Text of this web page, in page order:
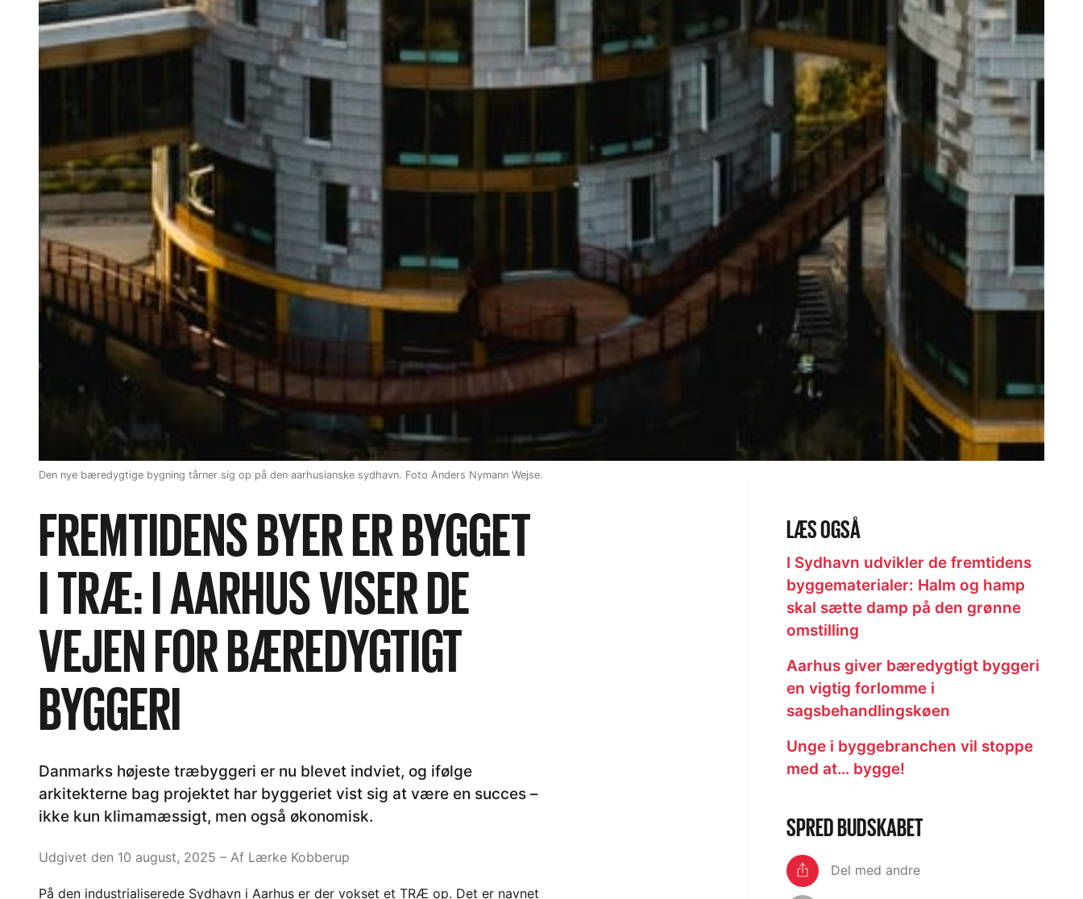
Den nye bæredygtige bygning tårner sig op på den aarhusianske sydhavn. Foto Anders Nymann Wejse.
FREMTIDENS BYER ER BYGGET
I TRÆ: I AARHUS VISER DE
VEJEN FOR BÆREDYGTIGT
BYGGERI
Danmarks højeste træbyggeri er nu blevet indviet, og ifølge
arkitekterne bag projektet har byggeriet vist sig at være en succes –
ikke kun klimamæssigt, men også økonomisk.
Udgivet den 10 august, 2025 – Af Lærke Kobberup
På den industrialiserede Sydhavn i Aarhus er der vokset et TRÆ op. Det er navnet
LÆS OGSÅ
I Sydhavn udvikler de fremtidens
byggematerialer: Halm og hamp
skal sætte damp på den grønne
omstilling
Aarhus giver bæredygtigt byggeri
en vigtig forlomme i
sagsbehandlingskøen
Unge i byggebranchen vil stoppe
med at… bygge!
SPRED BUDSKABET
Del med andre